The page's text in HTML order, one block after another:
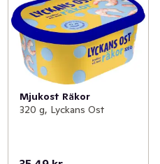
Mjukost Räkor
320 g, Lyckans Ost